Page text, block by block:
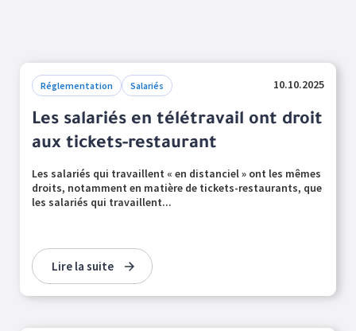
Réglementation Salariés 10.10.2025
Les salariés en télétravail ont droit
aux tickets-restaurant
Les salariés qui travaillent « en distanciel » ont les mêmes
droits, notamment en matière de tickets-restaurants, que
les salariés qui travaillent...
Lire la suite